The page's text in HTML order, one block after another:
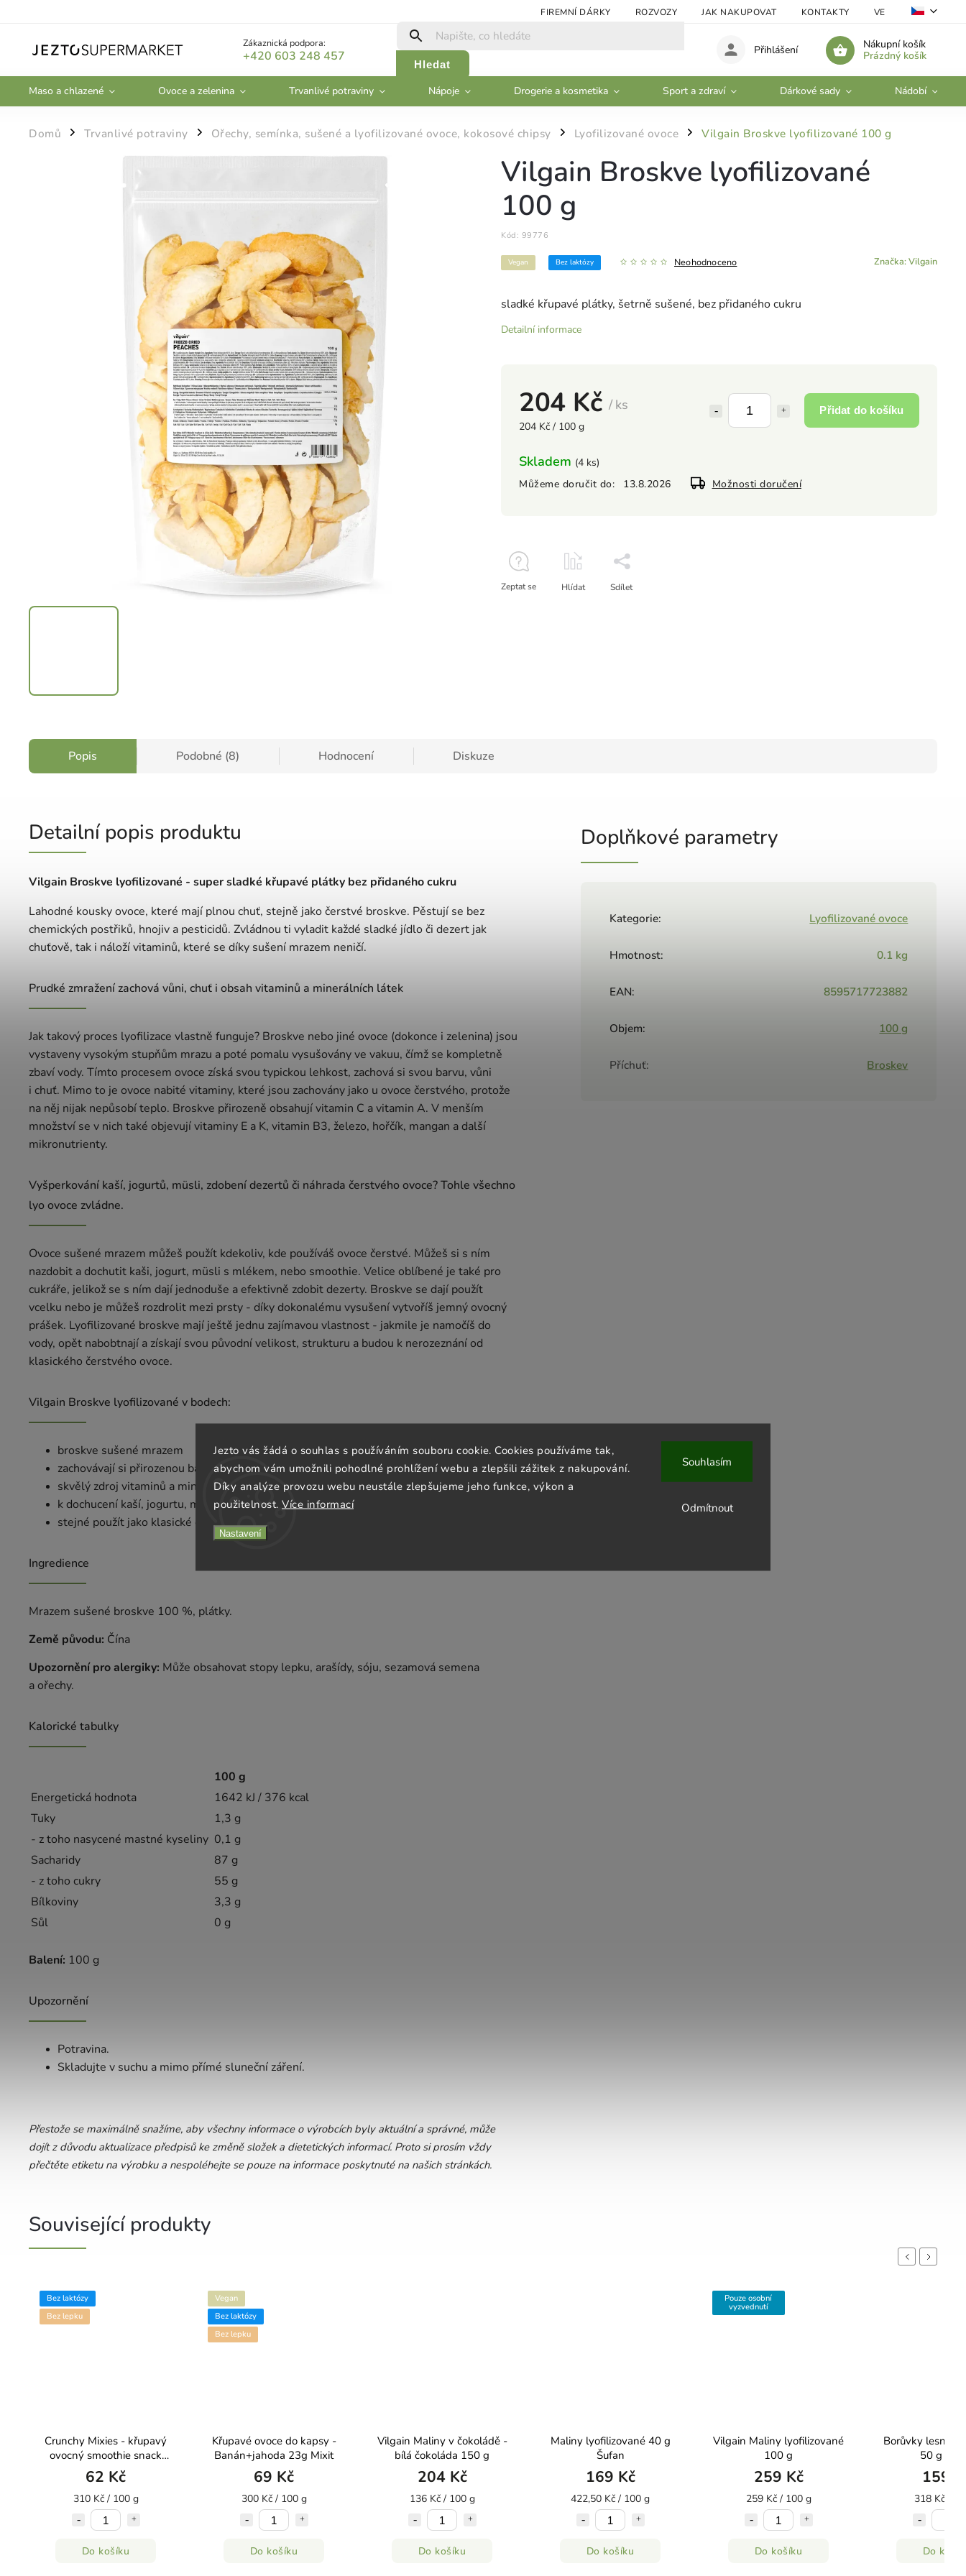
Jezto vás žádá o souhlas s používáním souboru cookie. Cookies používáme tak,
abychom vám umožnili pohodlné prohlížení webu a zlepšili zážitek z nakupování.
Díky analýze provozu webu neustále zlepšujeme jeho funkce, výkon a
použitelnost. Více informací
Nastavení
Odmítnout
Souhlasím
FIREMNÍ DÁRKY ROZVOZY JAK NAKUPOVAT KONTAKTY VELKOOBCHOD
Zákaznická podpora:
+420 603 248 457
Hledat
Nákupní košík
Prázdný košík
Přihlášení
Maso a chlazené Ovoce a zelenina Trvanlivé potraviny Nápoje Drogerie a kosmetika Sport a zdraví Dárkové sady Nádobí
Domů / Trvanlivé potraviny / Ořechy, semínka, sušené a lyofilizované ovoce, kokosové chipsy / Lyofilizované ovoce / Vilgain Broskve lyofilizované 100 g
204 Kč / ks
204 Kč / 100 g
Přidat do košíku
Skladem (4 ks)
Můžeme doručit do:
13.8.2026 Možnosti doručení
Vilgain Broskve lyofilizované
100 g
Kód: 99776
Vegan Bez laktózy Neohodnoceno Značka:Vilgain
sladké křupavé plátky, šetrně sušené, bez přidaného cukru
Detailní informace
Zeptat se Hlídat Sdílet
Popis Podobné (8) Hodnocení Diskuze
Detailní popis produktu
Vilgain Broskve lyofilizované - super sladké křupavé plátky bez přidaného cukru
Lahodné kousky ovoce, které mají plnou chuť, stejně jako čerstvé broskve. Pěstují se bez
chemických postřiků, hnojiv a pesticidů. Zvládnou ti vyladit každé sladké jídlo či dezert jak
chuťově, tak i náloží vitaminů, které se díky sušení mrazem neničí.
Prudké zmražení zachová vůni, chuť i obsah vitaminů a minerálních látek
Jak takový proces lyofilizace vlastně funguje? Broskve nebo jiné ovoce (dokonce i zelenina) jsou
vystaveny vysokým stupňům mrazu a poté pomalu vysušovány ve vakuu, čímž se kompletně
zbaví vody. Tímto procesem ovoce získá svou typickou lehkost, zachová si svou barvu, vůni
i chuť. Mimo to je ovoce nabité vitaminy, které jsou zachovány jako u ovoce čerstvého, protože
na něj nijak nepůsobí teplo. Broskve přirozeně obsahují vitamin C a vitamin A. V menším
množství se v nich také objevují vitaminy E a K, vitamin B3, železo, hořčík, mangan a další
mikronutrienty.
Vyšperkování kaší, jogurtů, müsli, zdobení dezertů či náhrada čerstvého ovoce? Tohle všechno
lyo ovoce zvládne.
Ovoce sušené mrazem můžeš použít kdekoliv, kde používáš ovoce čerstvé. Můžeš si s ním
nazdobit a dochutit kaši, jogurt, müsli s mlékem, nebo smoothie. Velice oblíbené je také pro
cukráře, jelikož se s ním dají jednoduše a efektivně zdobit dezerty. Broskve se dají použít
vcelku nebo je můžeš rozdrolit mezi prsty - díky dokonalému vysušení vytvoříš jemný ovocný
prášek. Lyofilizované broskve mají ještě jednu zajímavou vlastnost - jakmile je namočíš do
vody, opět nabobtnají a získají svou původní velikost, strukturu a budou k nerozeznání od
klasického čerstvého ovoce.
Vilgain Broskve lyofilizované v bodech:
broskve sušené mrazem
zachovávají si přirozenou barvu, chuť i vůni
skvělý zdroj vitaminů a minerálních látek
k dochucení kaší, jogurtu, müsli, či smoothie
stejné použít jako klasické čerstvé ovoce
Ingredience
Mrazem sušené broskve 100 %, plátky.
Země původu: Čína
Upozornění pro alergiky: Může obsahovat stopy lepku, arašídy, sóju, sezamová semena
a ořechy.
Kalorické tabulky
100 g
Energetická hodnota
1642 kJ / 376 kcal
Tuky
1,3 g
- z toho nasycené mastné kyseliny 0,1 g
Sacharidy
87 g
- z toho cukry
55 g
Bílkoviny
3,3 g
Sůl
0 g
Balení: 100 g
Upozornění
Potravina.
Skladujte v suchu a mimo přímé sluneční záření.
Přestože se maximálně snažíme, aby všechny informace o výrobcích byly aktuální a správné, může
dojít z důvodu aktualizace předpisů ke změně složek a dietetických informací. Proto si prosím vždy
přečtěte etiketu na výrobku a nespoléhejte se pouze na informace poskytnuté na našich stránkách.
Doplňkové parametry
Kategorie: Lyofilizované ovoce
Hmotnost: 0.1 kg
EAN: 8595717723882
Objem: 100 g
Příchuť: Broskev
Související produkty
Previous
Bez laktózy
Bez lepku
Crunchy Mixies - křupavý
ovocný smoothie snack
20g
62 Kč
310 Kč / 100 g
Do košíku
Vegan
Bez laktózy
Bez lepku
Křupavé ovoce do kapsy -
Banán+jahoda 23g Mixit
69 Kč
300 Kč / 100 g
Do košíku
Vilgain Maliny v čokoládě -
bílá čokoláda 150 g
204 Kč
136 Kč / 100 g
Do košíku
Maliny lyofilizované 40 g
Šufan
169 Kč
422,50 Kč / 100 g
Do košíku
Pouze osobní
vyzvednutí
Vilgain Maliny lyofilizované
100 g
259 Kč
259 Kč / 100 g
Do košíku
Borůvky lesní
50 g
159
318 Kč /
Do
Next